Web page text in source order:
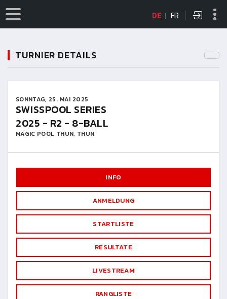
DE | FR
TURNIER DETAILS
SONNTAG, 25. MAI 2025
SWISSPOOL SERIES
2025 - R2 - 8-BALL
MAGIC POOL THUN, THUN
INFO
ANMELDUNG
STARTLISTE
RESULTATE
LIVESTREAM
RANGLISTE